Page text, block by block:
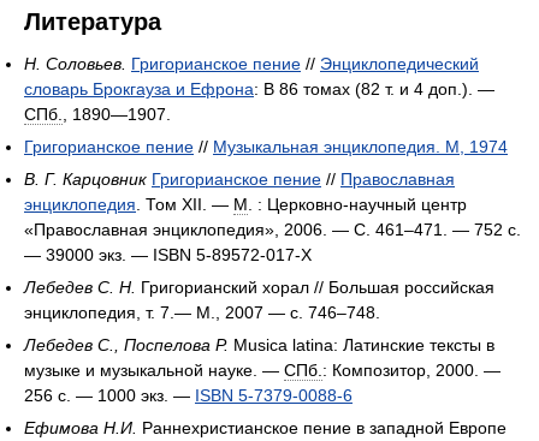
Литература
Н. Соловьев. Григорианское пение // Энциклопедический
словарь Брокгауза и Ефрона: В 86 томах (82 т. и 4 доп.). —
СПб.
, 1890—1907.
Григорианское пение // Музыкальная энциклопедия. М, 1974
В. Г. Карцовник Григорианское пение // Православная
энциклопедия . Том XII. — М . : Церковно-научный центр
«Православная энциклопедия», 2006. — С. 461–471. — 752 с.
— 39000 экз. — ISBN 5-89572-017-Х
Лебедев С. Н. Григорианский хорал // Большая российская
энциклопедия, т. 7.— М., 2007 — с. 746–748.
Лебедев С., Поспелова Р. Musica latina: Латинские тексты в
музыке и музыкальной науке. — СПб. : Композитор, 2000. —
256 с. — 1000 экз. — ISBN 5-7379-0088-6
Ефимова Н.И. Раннехристианское пение в западной Европе